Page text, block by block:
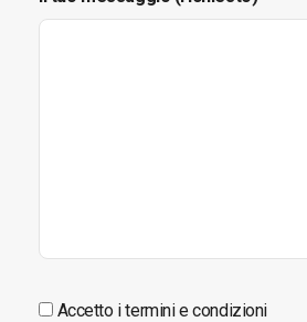
Accetto i termini e condizioni